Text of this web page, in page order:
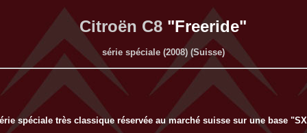
Citroën C8 "Freeride"
série spéciale (2008) (Suisse)
spéciale très classique réservée au marché suisse sur une base